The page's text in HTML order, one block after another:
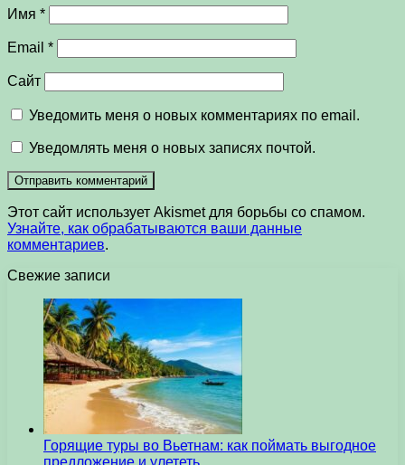
Имя *
Email *
Сайт
Уведомить меня о новых комментариях по email.
Уведомлять меня о новых записях почтой.
Этот сайт использует Akismet для борьбы со спамом.
Узнайте, как обрабатываются ваши данные
комментариев.
Свежие записи
Горящие туры во Вьетнам: как поймать выгодное
предложение и улететь…